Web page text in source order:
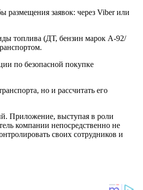
размещения заявок: через Viber или
топлива (ДТ, бензин марок А-92/
по безопасной покупке
но и рассчитать его
Приложение, выступая в роли
компании непосредственно не
своих сотрудников и